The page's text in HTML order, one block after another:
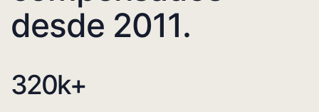
desde 2011.
320k+